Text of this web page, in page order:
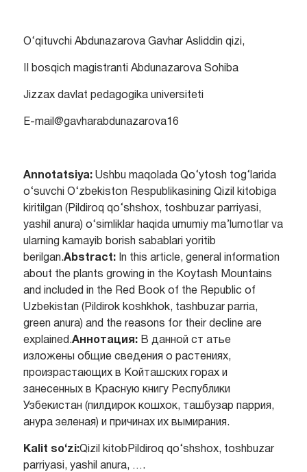
O‘qituvchi Abdunazarova Gavhar Asliddin qizi,
II bosqich magistranti Abdunazarova Sohiba
Jizzax davlat pedagogika universiteti
E-mail@gavharabdunazarova16
Annotatsiya: Ushbu maqolada Qo‘ytosh tog‘larida
o‘suvchi O‘zbekiston Respublikasining Qizil kitobiga
kiritilgan (Pildiroq qo‘shshox, toshbuzar parriyasi,
yashil anura) o‘simliklar haqida umumiy ma’lumotlar va
ularning kamayib borish sabablari yoritib
berilgan.Abstract:In this article, general information
about the plants growing in the Koytash Mountains
and included in the Red Book of the Republic of
Uzbekistan (Pildirok koshkhok, tashbuzar parria,
green anura) and the reasons for their decline are
explained.Аннотация:В данной ст атье
изложены общие сведения о растениях,
произрастающих в Койташских горах и
занесенных в Красную книгу Республики
Узбекистан (пилдирок кошхок, ташбузар паррия,
анура зеленая) и причинах их вымирания.
Kalit so‘zi:Qizil kitobPildiroq qo‘shshox, toshbuzar
parriyasi, yashil anura, ….